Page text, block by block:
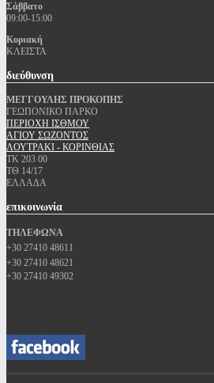
Σάββατο
09:00-15:00
Κυριακή
ΚΛΕΙΣΤΑ
διεύθυνση
ΜΕΓΓΟΥΛΗΣ ΠΡΟΚΟΠΗΣ
ΓΕΩΠΟΝΙΚΟ ΠΑΡΚΟ
ΠΕΡΙΟΧΗ ΙΣΘΜΟΥ
ΑΓΙΟΥ ΣΩΖΟΝΤΟΣ
ΛΟΥΤΡΑΚΙ - ΚΟΡΙΝΘΙΑΣ
ΤΚ 203 00
ΤΘ 14/17
ΕΛΛΑΔΑ
επικοινωνία
ΤΗΛΕΦΩΝΑ
+30 27410 48611
+30 27410 48621
+30 27410 49302